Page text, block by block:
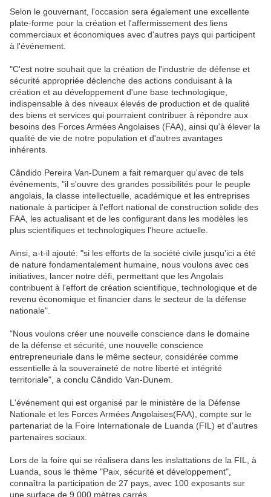
Selon le gouvernant, l'occasion sera également une excellente
plate-forme pour la création et l'affermissement des liens
commerciaux et économiques avec d'autres pays qui participent
à l'événement.
"C'est notre souhait que la création de l'industrie de défense et
sécurité appropriée déclenche des actions conduisant à la
création et au développement d'une base technologique,
indispensable à des niveaux élevés de production et de qualité
des biens et services qui pourraient contribuer à répondre aux
besoins des Forces Armées Angolaises (FAA), ainsi qu'à élever la
qualité de vie de notre population et d'autres avantages
inhérents.
Cândido Pereira Van-Dunem a fait remarquer qu'avec de tels
événements, "il s'ouvre des grandes possibilités pour le peuple
angolais, la classe intellectuelle, académique et les entreprises
nationale à participer à l'effort national de construction solide des
FAA, les actualisant et de les configurant dans les modèles les
plus scientifiques et technologiques l'heure actuelle.
Ainsi, a-t-il ajouté: "si les efforts de la société civile jusqu'ici a été
de nature fondamentalement humaine, nous voulons avec ces
initiatives, lancer notre défi, permettant que les Angolais
contribuent à l'effort de création scientifique, technologique et de
revenu économique et financier dans le secteur de la défense
nationale".
"Nous voulons créer une nouvelle conscience dans le domaine
de la défense et sécurité, une nouvelle conscience
entrepreneuriale dans le même secteur, considérée comme
essentielle à la souveraineté de notre liberté et intégrité
territoriale", a conclu Cândido Van-Dunem.
L'événement qui est organisé par le ministère de la Défense
Nationale et les Forces Armées Angolaises(FAA), compte sur le
partenariat de la Foire Internationale de Luanda (FIL) et d'autres
partenaires sociaux.
Lors de la foire qui se réalisera dans les inslattations de la FIL, à
Luanda, sous le thème "Paix, sécurité et développement",
connaîtra la participation de 27 pays, avec 100 exposants sur
une surface de 9.000 mètres carrés.